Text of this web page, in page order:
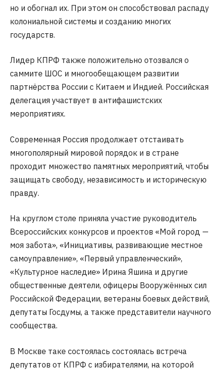
но и обогнал их. При этом он способствовал распаду
колониальной системы и созданию многих
государств.
Лидер КПРФ также положительно отозвался о
саммите ШОС и многообещающем развитии
партнёрства России с Китаем и Индией. Российская
делегация участвует в антифашистских
мероприятиях.
Современная Россия продолжает отстаивать
многополярный мировой порядок и в стране
проходит множество памятных мероприятий, чтобы
защищать свободу, независимость и историческую
правду.
На круглом столе приняла участие руководитель
Всероссийских конкурсов и проектов «Мой город —
моя забота», «Инициативы, развивающие местное
самоуправление», «Первый управленческий»,
«Культурное наследие» Ирина Яшина и другие
общественные деятели, офицеры Вооружённых сил
Российской Федерации, ветераны боевых действий,
депутаты Госдумы, а также представители научного
сообщества.
В Москве таке состоялась состоялась встреча
депутатов от КПРФ с избирателями, на которой